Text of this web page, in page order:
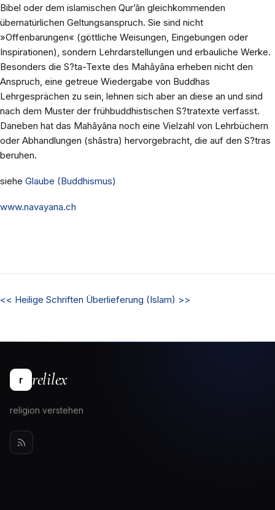
Bibel oder dem islamischen Qur’ân gleichkommenden
übernatürlichen Geltungsanspruch. Sie sind nicht
»Offenbarungen« (göttliche Weisungen, Eingebungen oder
Inspirationen), sondern Lehrdarstellungen und erbauliche Werke.
Besonders die S?ta-Texte des Mahâyâna erheben nicht den
Anspruch, eine getreue Wiedergabe von Buddhas
Lehrgesprächen zu sein, lehnen sich aber an diese an und sind
nach dem Muster der frühbuddhistischen S?tratexte verfasst.
Daneben hat das Mahâyâna noch eine Vielzahl von Lehrbüchern
oder Abhandlungen (shâstra) hervorgebracht, die auf den S?tras
beruhen.
siehe Glaube (Buddhismus)
www.navayana.ch
<< Heilige Schriften Überlieferung (Islam) >>
r relilex
religion verstehen